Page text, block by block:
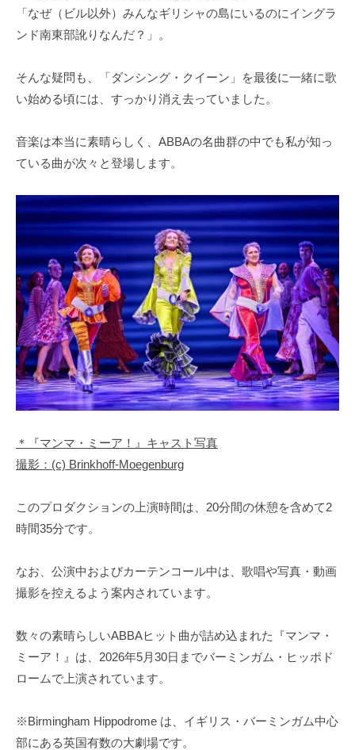
「なぜ（ビル以外）みんなギリシャの島にいるのにイングラ
ンド南東部訛りなんだ？」。
そんな疑問も、「ダンシング・クイーン」を最後に一緒に歌
い始める頃には、すっかり消え去っていました。
音楽は本当に素晴らしく、ABBAの名曲群の中でも私が知っ
ている曲が次々と登場します。
＊『マンマ・ミーア！』キャスト写真
撮影：(c) Brinkhoff-Moegenburg
このプロダクションの上演時間は、20分間の休憩を含めて2
時間35分です。
なお、公演中およびカーテンコール中は、歌唱や写真・動画
撮影を控えるよう案内されています。
数々の素晴らしいABBAヒット曲が詰め込まれた『マンマ・
ミーア！』は、2026年5月30日までバーミンガム・ヒッポド
ロームで上演されています。
※Birmingham Hippodrome は、イギリス・バーミンガム中心
部にある英国有数の大劇場です。